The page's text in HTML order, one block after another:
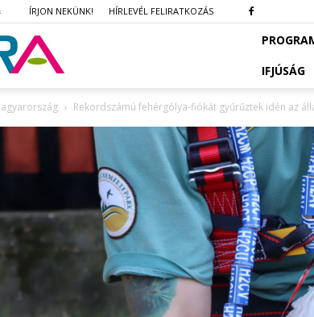
ÍRJON NEKÜNK! HÍRLEVÉL FELIRATKOZÁS
IFJÚSÁG
Rekordszámú fehérgólya-fiókát gyűrűztek idén az